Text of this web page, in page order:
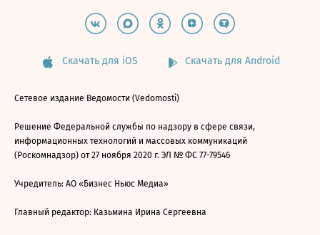
Скачать для iOS Скачать для Android
Сетевое издание Ведомости (Vedomosti)
Решение Федеральной службы по надзору в сфере связи,
информационных технологий и массовых коммуникаций
(Роскомнадзор) от 27 ноября 2020 г. ЭЛ № ФС 77-79546
Учредитель: АО «Бизнес Ньюс Медиа»
Главный редактор: Казьмина Ирина Сергеевна